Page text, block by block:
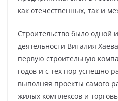
как отечественных, так и
Строительство было одной
деятельности Виталия
первую строительную
годов и с тех пор успешно
выполняя проекты самого
жилых комплексов и